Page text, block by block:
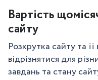
Вартість
сайту
Розкрутка сайту та
відрізнятися для
завдань та стану